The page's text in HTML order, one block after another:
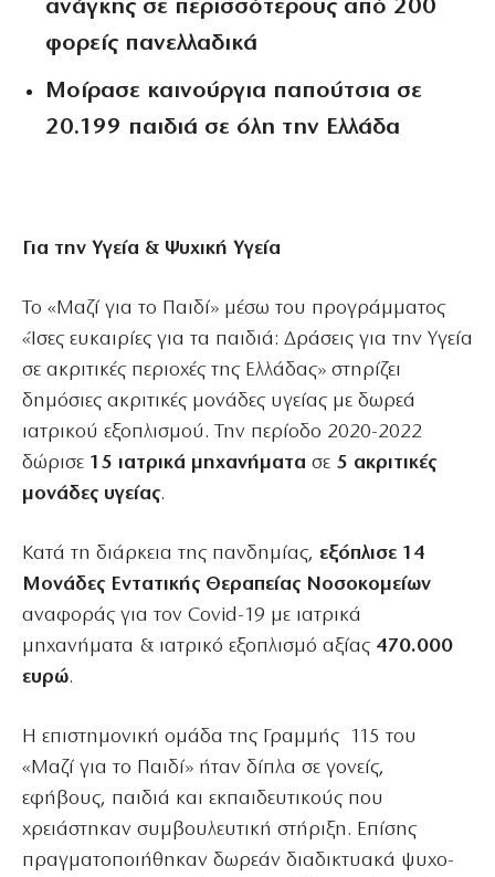
ανάγκηςσε περισσότερους από 200
φορείς πανελλαδικά
Μοίρασε καινούργια παπούτσια σε
20.199 παιδιά σε όλη την Ελλάδα
Για την Υγεία & Ψυχική Υγεία
Το «Μαζί για το Παιδί» μέσω του προγράμματος
«Ίσες ευκαιρίες για τα παιδιά: Δράσεις για την Υγεία
σε ακριτικές περιοχές της Ελλάδας» στηρίζει
δημόσιες ακριτικές μονάδες υγείας με δωρεά
ιατρικού εξοπλισμού. Την περίοδο 2020-2022
δώρισε 15 ιατρικά μηχανήματα σε 5 ακριτικές
μονάδες υγείας.
Κατά τη διάρκεια της πανδημίας, εξόπλισε 14
Μονάδες Εντατικής Θεραπείας Νοσοκομείων
αναφοράς για τον Covid-19 με ιατρικά
μηχανήματα & ιατρικό εξοπλισμό αξίας 470.000
ευρώ.
Η επιστημονική ομάδα της Γραμμής 115 του
«Μαζί για το Παιδί» ήταν δίπλα σε γονείς,
εφήβους, παιδιά και εκπαιδευτικούς που
χρειάστηκαν συμβουλευτική στήριξη. Επίσης
πραγματοποιήθηκαν δωρεάν διαδικτυακά ψυχο-